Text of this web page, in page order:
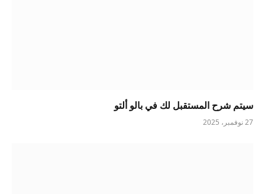
سيتم شرح المستقبل لك في بالو ألتو
27 نوفمبر، 2025